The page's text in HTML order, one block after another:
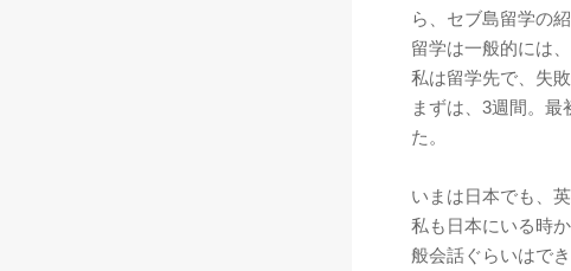
ら、セブ島留学の
留学は一般的には
私は留学先で、失
まずは、3週間。
た。
いまは日本でも、
私も日本にいる時
般会話ぐらいはでき